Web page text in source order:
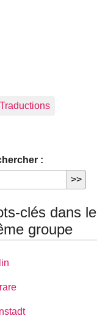
Traductions
:
clés dans le
groupe